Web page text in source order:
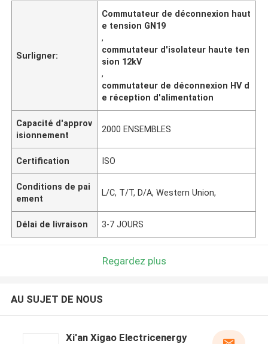
Surligner:
Commutateur de déconnexion haut
e tension GN19
,
commutateur d'isolateur haute ten
sion 12kV
,
commutateur de déconnexion HV d
e réception d'alimentation
Capacité d'approv
isionnement
2000 ENSEMBLES
Certification ISO
Conditions de pai
ement
L/C, T/T, D/A, Western Union,
Délai de livraison 3-7 JOURS
Regardez plus
AU SUJET DE NOUS
Xi'an Xigao Electricenergy